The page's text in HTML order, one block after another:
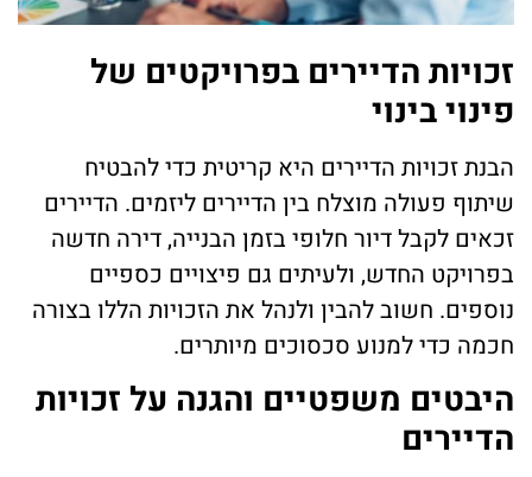
זכויות הדיירים בפרויקטים של
פינוי בינוי
הבנת זכויות הדיירים היא קריטית כדי להבטיח
שיתוף פעולה מוצלח בין הדיירים ליזמים. הדיירים
זכאים לקבל דיור חלופי בזמן הבנייה, דירה חדשה
בפרויקט החדש, ולעיתים גם פיצויים כספיים
נוספים. חשוב להבין ולנהל את הזכויות הללו בצורה
חכמה כדי למנוע סכסוכים מיותרים.
היבטים משפטיים והגנה על זכויות
הדיירים